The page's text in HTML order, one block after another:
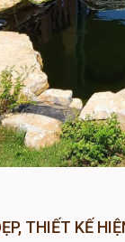
THIẾT KẾ